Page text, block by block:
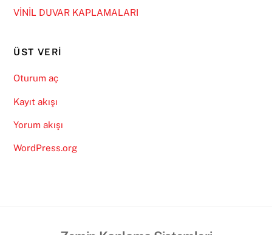
VİNİL DUVAR KAPLAMALARI
ÜST VERI
Oturum aç
Kayıt akışı
Yorum akışı
WordPress.org